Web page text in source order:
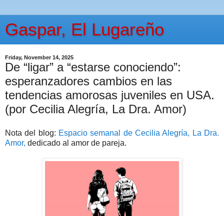
Gaspar, El Lugareño
Friday, November 14, 2025
De “ligar” a “estarse conociendo”:
esperanzadores cambios en las
tendencias amorosas juveniles en USA.
(por Cecilia Alegría, La Dra. Amor)
Nota del blog: Espacio semanal de Cecilia Alegría, La Dra.
Amor, dedicado al amor de pareja.